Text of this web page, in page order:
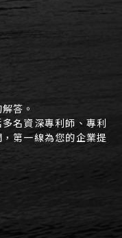
答。
名資深專利師、專利
第一線為您的企業提